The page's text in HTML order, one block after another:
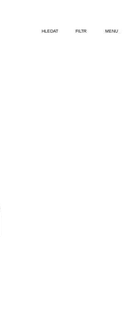
HLEDAT FILTR MENU